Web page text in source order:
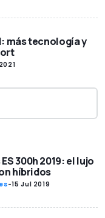
más tecnología y
300h 2019: el lujo
híbridos
-15 Jul 2019